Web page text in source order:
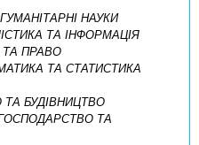
НАУКИ
ТА ІНФОРМАЦІЯ
ТА ПРАВО
ТА СТАТИСТИКА
БУДІВНИЦТВО
ТА